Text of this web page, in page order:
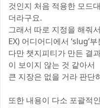
것인지 처음 적용한 모드
더라구요.
그래서 따로 지정을 해줘
EX) 어디어디에서 ‘slug’
다만 챗지피티가 만든 결
이 보이지 않는 것 같아서
큰 지장은 없을 거라 판단
또한 내용이 다소 포괄적